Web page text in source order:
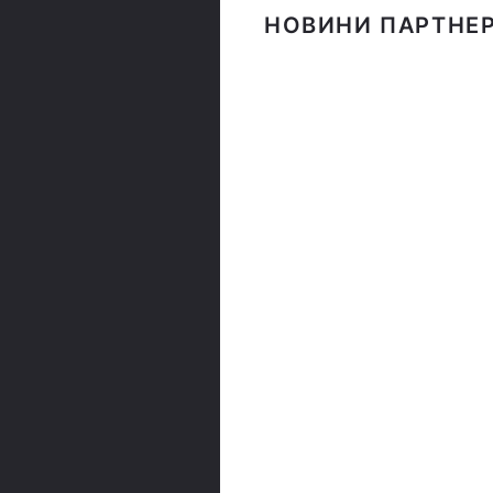
НОВИНИ